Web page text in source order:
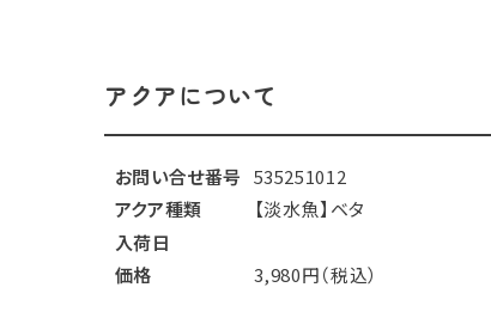
アクアについて
お問い合せ番号 535251012
アクア種類
【淡水魚】ベタ
入荷日
価格
3,980円（税込）